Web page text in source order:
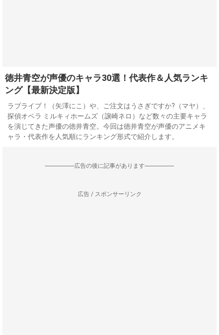
徳井青空が声優のキャラ30選！代表作＆人気ランキ
ング【最新決定版】
ラブライブ！（矢澤にこ）や、ご注文はうさぎですか?（マヤ）、
探偵オペラ ミルキィホームズ（譲崎ネロ）など数々の主要キャラ
を演じてきた声優の徳井青空。今回は徳井青空が声優のアニメキ
ャラ・代表作を人気順にランキング形式で紹介します。
--------------------広告の後に記事があります--------------------
広告 / スポンサーリンク